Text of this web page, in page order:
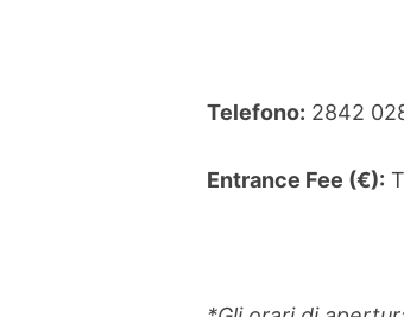
Telefono: 2842
Entrance Fee (€):